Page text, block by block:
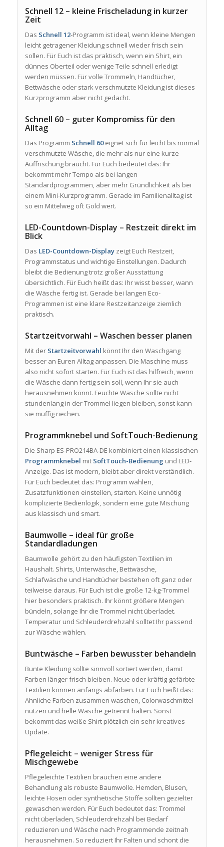
Schnell 12 – kleine Frischeladung in kurzer
Zeit
Das Schnell 12-Programm ist ideal, wenn kleine Mengen
leicht getragener Kleidung schnell wieder frisch sein
sollen. Für Euch ist das praktisch, wenn ein Shirt, ein
dünnes Oberteil oder wenige Teile schnell erledigt
werden müssen. Für volle Trommeln, Handtücher,
Bettwäsche oder stark verschmutzte Kleidung ist dieses
Kurzprogramm aber nicht gedacht.
Schnell 60 – guter Kompromiss für den
Alltag
Das Programm Schnell 60eignet sich für leicht bis normal
verschmutzte Wäsche, die mehr als nur eine kurze
Auffrischung braucht. Für Euch bedeutet das: Ihr
bekommt mehr Tempo als bei langen
Standardprogrammen, aber mehr Gründlichkeit als bei
einem Mini-Kurzprogramm. Gerade im Familienalltag ist
so ein Mittelweg oft Gold wert.
LED-Countdown-Display – Restzeit direkt im
Blick
Das LED-Countdown-Displayzeigt Euch Restzeit,
Programmstatus und wichtige Einstellungen. Dadurch
bleibt die Bedienung trotz großer Ausstattung
übersichtlich. Für Euch heißt das: Ihr wisst besser, wann
die Wäsche fertig ist. Gerade bei langen Eco-
Programmen ist eine klare Restzeitanzeige ziemlich
praktisch.
Startzeitvorwahl – Waschen besser planen
Mit der Startzeitvorwahl könnt Ihr den Waschgang
besser an Euren Alltag anpassen. Die Maschine muss
also nicht sofort starten. Für Euch ist das hilfreich, wenn
die Wäsche dann fertig sein soll, wenn Ihr sie auch
herausnehmen könnt. Feuchte Wäsche sollte nicht
stundenlang in der Trommel liegen bleiben, sonst kann
sie muffig riechen.
Programmknebel und SoftTouch-Bedienung
Die Sharp ES-PRO214BA-DE kombiniert einen klassischen
Programmknebel mit SoftTouch-Bedienung und LED-
Anzeige. Das ist modern, bleibt aber direkt verständlich.
Für Euch bedeutet das: Programm wählen,
Zusatzfunktionen einstellen, starten. Keine unnötig
komplizierte Bedienlogik, sondern eine gute Mischung
aus klassisch und smart.
Baumwolle – ideal für große
Standardladungen
Baumwolle gehört zu den häufigsten Textilien im
Haushalt. Shirts, Unterwäsche, Bettwäsche,
Schlafwäsche und Handtücher bestehen oft ganz oder
teilweise daraus. Für Euch ist die große 12-kg-Trommel
hier besonders praktisch. Ihr könnt größere Mengen
bündeln, solange Ihr die Trommel nicht überladet.
Temperatur und Schleuderdrehzahl solltet Ihr passend
zur Wäsche wählen.
Buntwäsche – Farben bewusster behandeln
Bunte Kleidung sollte sinnvoll sortiert werden, damit
Farben länger frisch bleiben. Neue oder kräftig gefärbte
Textilien können anfangs abfärben. Für Euch heißt das:
Ähnliche Farben zusammen waschen, Colorwaschmittel
nutzen und helle Wäsche getrennt halten. Sonst
bekommt das weiße Shirt plötzlich ein sehr kreatives
Update.
Pflegeleicht – weniger Stress für
Mischgewebe
Pflegeleichte Textilien brauchen eine andere
Behandlung als robuste Baumwolle. Hemden, Blusen,
leichte Hosen oder synthetische Stoffe sollten gezielter
gewaschen werden. Für Euch bedeutet das: Trommel
nicht überladen, Schleuderdrehzahl bei Bedarf
reduzieren und Wäsche nach Programmende zeitnah
herausnehmen. So reduziert Ihr Falten und schont die